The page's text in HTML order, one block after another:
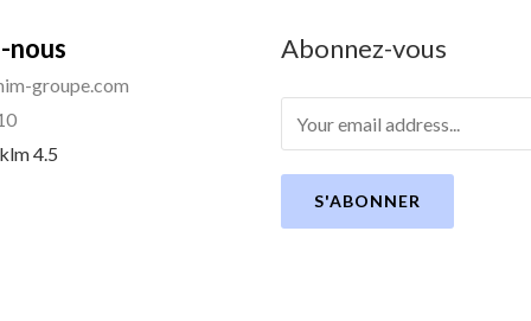
nous
groupe.com
4.5
Abonnez-vous
S'ABONNER